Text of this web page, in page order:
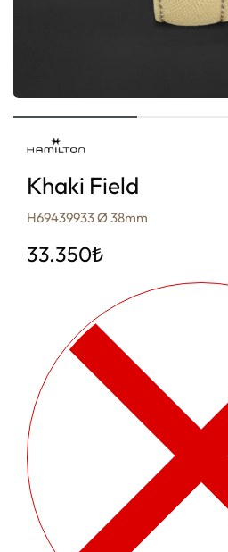
Khaki Field
H69439933 Ø 38mm
33.350₺